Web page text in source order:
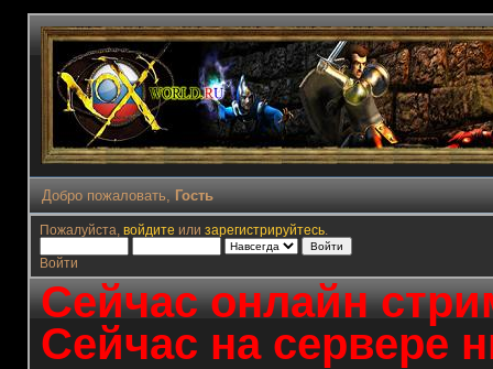
Добро пожаловать, Гость
Пожалуйста, войдите или зарегистрируйтесь.
Войти
Сейчас онлайн
Сейчас на сервере